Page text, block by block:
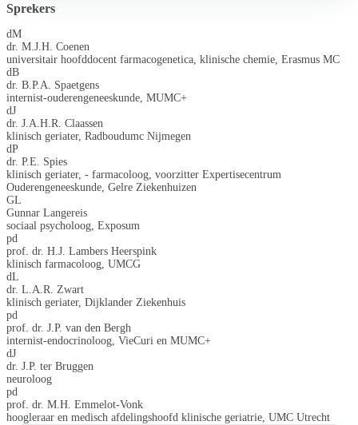
Sprekers
dM
dr. M.J.H. Coenen
universitair hoofddocent farmacogenetica, klinische chemie, Erasmus MC
dB
dr. B.P.A. Spaetgens
internist-ouderengeneeskunde, MUMC+
dJ
dr. J.A.H.R. Claassen
klinisch geriater, Radboudumc Nijmegen
dP
dr. P.E. Spies
klinisch geriater, - farmacoloog, voorzitter Expertisecentrum
Ouderengeneeskunde, Gelre Ziekenhuizen
GL
Gunnar Langereis
sociaal psycholoog, Exposum
pd
prof. dr. H.J. Lambers Heerspink
klinisch farmacoloog, UMCG
dL
dr. L.A.R. Zwart
klinisch geriater, Dijklander Ziekenhuis
pd
prof. dr. J.P. van den Bergh
internist-endocrinoloog, VieCuri en MUMC+
dJ
dr. J.P. ter Bruggen
neuroloog
pd
prof. dr. M.H. Emmelot-Vonk
hoogleraar en medisch afdelingshoofd klinische geriatrie, UMC Utrecht